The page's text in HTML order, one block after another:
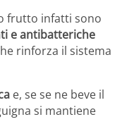
frutto infatti sono
e antibatteriche
rinforza il sistema
e, se se ne beve il
si mantiene